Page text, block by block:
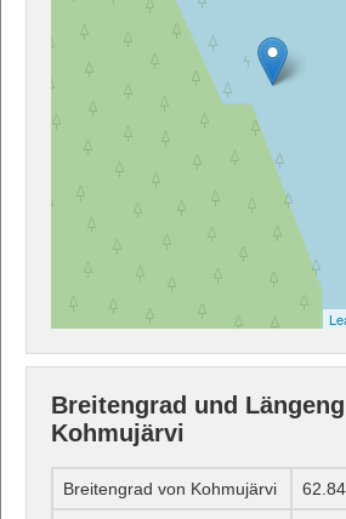
Breitengrad und
Kohmujärvi
Breitengrad von Kohmujärvi